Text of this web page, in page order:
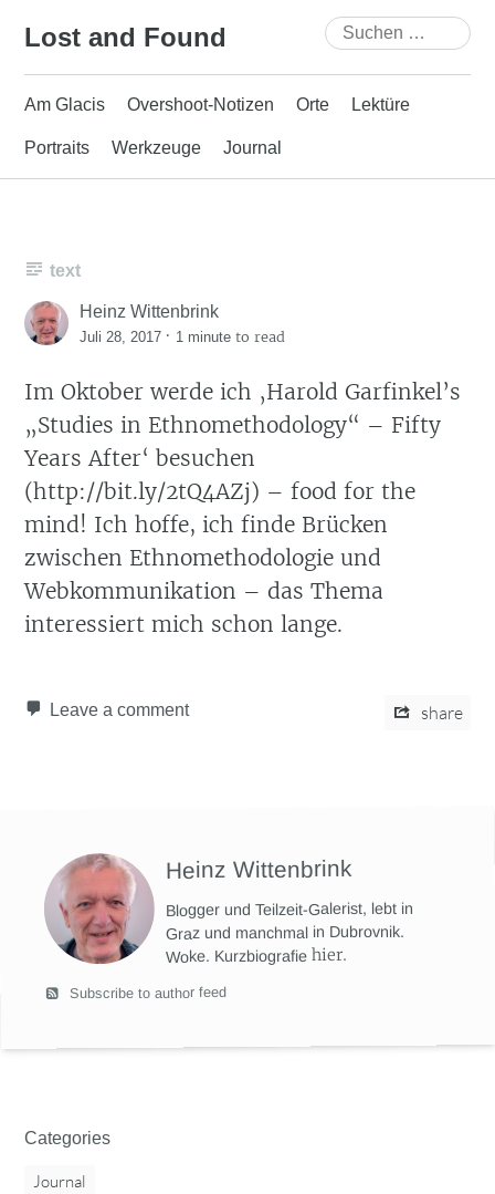
Lost and Found
Suchen
nach:
Am Glacis Overshoot-Notizen Orte Lektüre
Portraits Werkzeuge Journal
text
Heinz Wittenbrink
Juli 28, 2017 · 1 minute to read
Im Oktober werde ich ‚Harold Garfinkel’s
„Studies in Ethnomethodology“ – Fifty
Years After‘ besuchen
(http://bit.ly/2tQ4AZj) – food for the
mind! Ich hoffe, ich finde Brücken
zwischen Ethnomethodologie und
Webkommunikation – das Thema
interessiert mich schon lange.
Leave a comment share
Heinz Wittenbrink
Blogger und Teilzeit-Galerist, lebt in
Graz und manchmal in Dubrovnik.
Woke. Kurzbiografiehier.
Subscribe to author feed
Categories
Journal